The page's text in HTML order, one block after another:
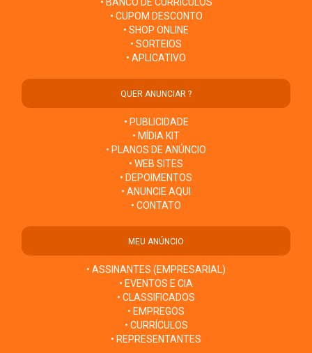
• BANCO DE CURRÍCULOS
• CUPOM DESCONTO
• SHOP ONLINE
• SORTEIOS
• APLICATIVO
QUER ANUNCIAR ?
• PUBLICIDADE
• MÍDIA KIT
• PLANOS DE ANÚNCIO
• WEB SITES
• DEPOIMENTOS
• ANUNCIE AQUI
• CONTATO
MEU ANÚNCIO
• ASSINANTES (EMPRESARIAL)
• EVENTOS E CIA
• CLASSIFICADOS
• EMPREGOS
• CURRÍCULOS
• REPRESENTANTES